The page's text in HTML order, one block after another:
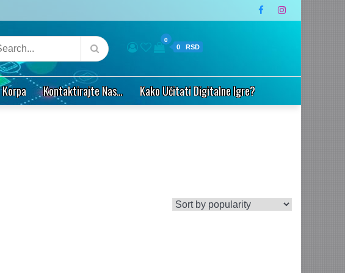
0
0
Korpa Kontaktirajte Nas… Kako Učitati Digitalne Igre?